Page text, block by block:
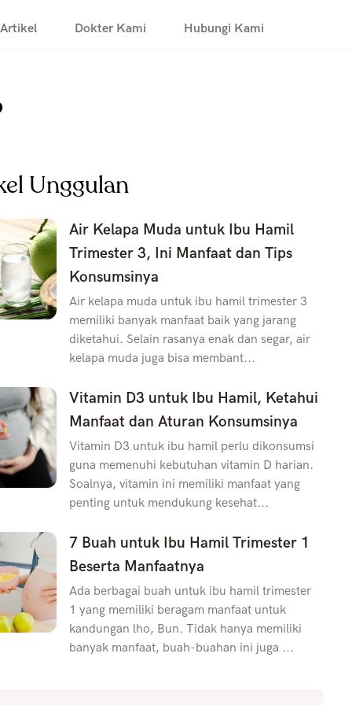
Artikel Dokter Kami Hubungi Kami
Unggulan
Air Kelapa Muda untuk Ibu Hamil
Trimester 3, Ini Manfaat dan Tips
Konsumsinya
Air kelapa muda untuk ibu hamil trimester 3
memiliki banyak manfaat baik yang jarang
diketahui. Selain rasanya enak dan segar, air
kelapa muda juga bisa membant...
Vitamin D3 untuk Ibu Hamil, Ketahui
Manfaat dan Aturan Konsumsinya
Vitamin D3 untuk ibu hamil perlu dikonsumsi
guna memenuhi kebutuhan vitamin D harian.
Soalnya, vitamin ini memiliki manfaat yang
penting untuk mendukung kesehat...
7 Buah untuk Ibu Hamil Trimester 1
Beserta Manfaatnya
Ada berbagai buah untuk ibu hamil trimester
1 yang memiliki beragam manfaat untuk
kandungan lho, Bun. Tidak hanya memiliki
banyak manfaat, buah-buahan ini juga ...